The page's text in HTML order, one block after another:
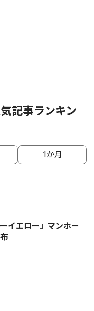
記事ランキン
1か月
イエロー」マンホー